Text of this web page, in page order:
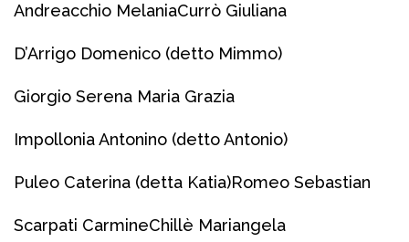
Andreacchio MelaniaCurrò Giuliana
D’Arrigo Domenico (detto Mimmo)
Giorgio Serena Maria Grazia
Impollonia Antonino (detto Antonio)
Puleo Caterina (detta Katia)Romeo Sebastian
Scarpati CarmineChillè Mariangela